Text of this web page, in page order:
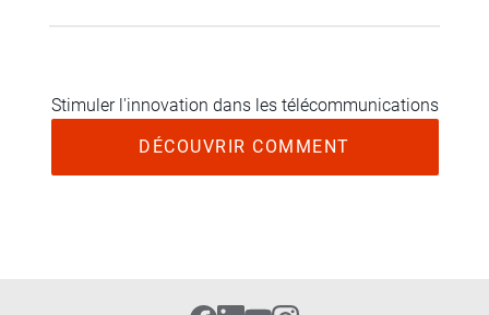
Stimuler l'innovation dans les télécommunications
DÉCOUVRIR COMMENT